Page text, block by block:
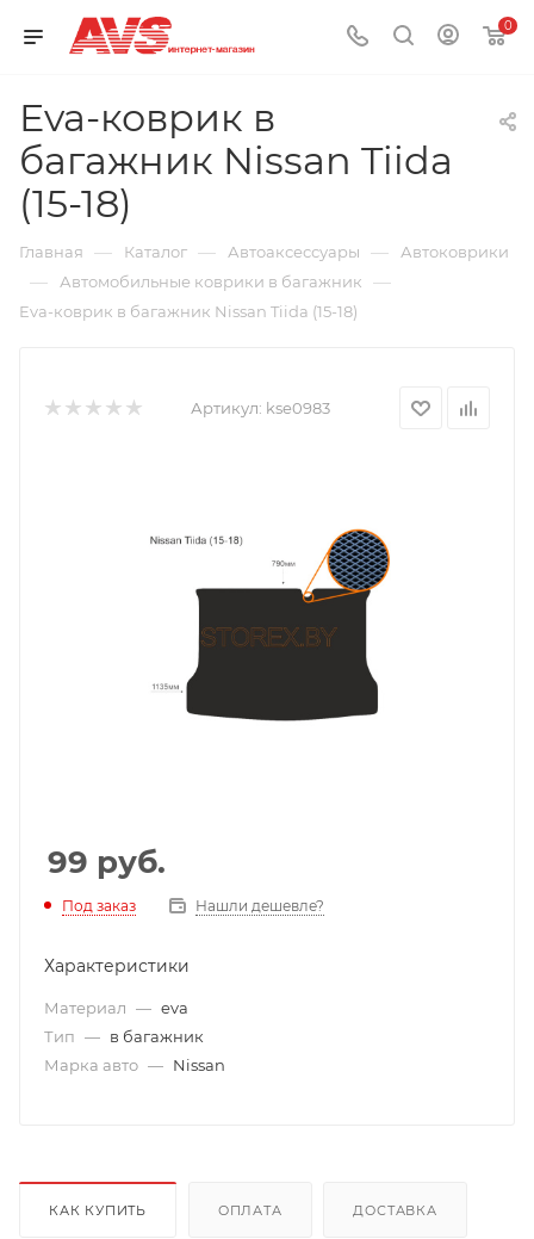
0
Eva-коврик в
багажник Nissan Tiida
(15-18)
Главная — Каталог — Автоаксессуары — Автоковрики
— Автомобильные коврики в багажник —
Eva-коврик в багажник Nissan Tiida (15-18)
Артикул: kse0983
99 руб.
Под заказ Нашли дешевле?
Характеристики
Материал — eva
Тип — в багажник
Марка авто — Nissan
КАК КУПИТЬ ОПЛАТА ДОСТАВКА